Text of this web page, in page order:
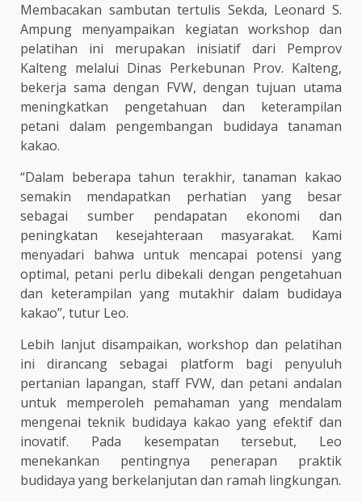
Membacakan sambutan tertulis Sekda, Leonard S.
Ampung menyampaikan kegiatan workshop dan
pelatihan ini merupakan inisiatif dari Pemprov
Kalteng melalui Dinas Perkebunan Prov. Kalteng,
bekerja sama dengan FVW, dengan tujuan utama
meningkatkan pengetahuan dan keterampilan
petani dalam pengembangan budidaya tanaman
kakao.
“Dalam beberapa tahun terakhir, tanaman kakao
semakin mendapatkan perhatian yang besar
sebagai sumber pendapatan ekonomi dan
peningkatan kesejahteraan masyarakat. Kami
menyadari bahwa untuk mencapai potensi yang
optimal, petani perlu dibekali dengan pengetahuan
dan keterampilan yang mutakhir dalam budidaya
kakao”, tutur Leo.
Lebih lanjut disampaikan, workshop dan pelatihan
ini dirancang sebagai platform bagi penyuluh
pertanian lapangan, staff FVW, dan petani andalan
untuk memperoleh pemahaman yang mendalam
mengenai teknik budidaya kakao yang efektif dan
inovatif. Pada kesempatan tersebut, Leo
menekankan pentingnya penerapan praktik
budidaya yang berkelanjutan dan ramah lingkungan.